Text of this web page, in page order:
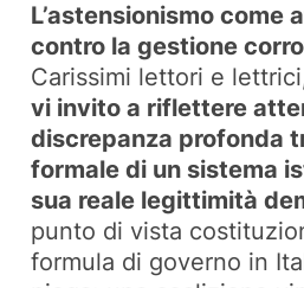
L’astensionismo come
contro la gestione
Carissimi lettori e lettrici
vi invito a riflettere
discrepanza profonda
formale di un sistema
sua reale legittimità
punto di vista
formula di governo in